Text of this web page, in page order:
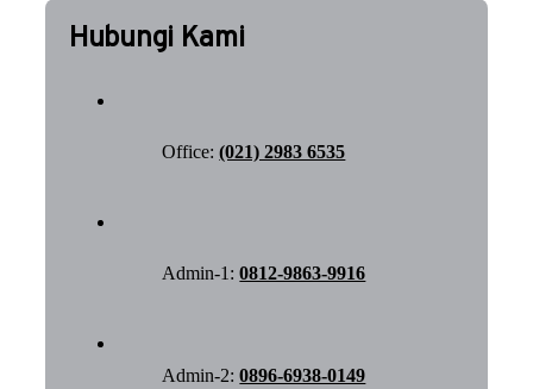
Hubungi Kami
Office:(021) 2983 6535
Admin-1:0812-9863-9916
Admin-2:0896-6938-0149